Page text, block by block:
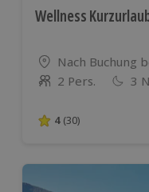
Wellness
Standort
Nach Buchung
Anzahl der
2 Pers. 3
4 von 5 Sternen
4 (30)